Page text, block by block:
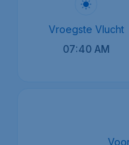
Vroegste Vlucht
07:40 AM